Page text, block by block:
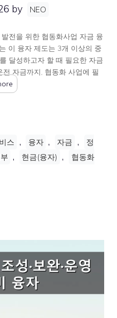
by NEO
전을 위한 협동화사업 자금 융
이 융자 제도는 3개 이상의 중
달성하고자 할 때 필요한 자금
자금까지, 협동화 사업에 필
스 , 융자 , 자금 ,
정
, 현금(융자) ,
협동화